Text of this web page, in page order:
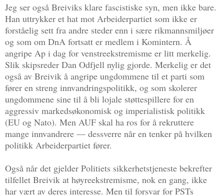
Jeg ser også Breiviks klare fascistiske syn, men ikke bare.
Han uttrykker et hat mot Arbeiderpartiet som ikke er
forståelig sett fra andre steder enn i sære rikmannsmiljøer
og som om DnA fortsatt er medlem i Komintern. Å
angripe Ap i dag for venstreekstremisme er litt merkelig.
Slik skipsreder Dan Odfjell nylig gjorde. Merkelig er det
også av Breivik å angripe ungdommene til et parti som
fører en streng innvandringspolitikk, og som skolerer
ungdommene sine til å bli lojale støttespillere for en
aggressiv markedsøkonomisk og imperialistisk politikk
(EU og Nato). Men AUF skal ha ros for å rekruttere
mange innvandrere — dessverre når en tenker på hvilken
politikk Arbeiderpartiet fører.
Også når det gjelder Politiets sikkerhetstjeneste bekrefter
tilfellet Breivik at høyreekstremisme, nok en gang, ikke
har vært av deres interesse. Men til forsvar for PSTs